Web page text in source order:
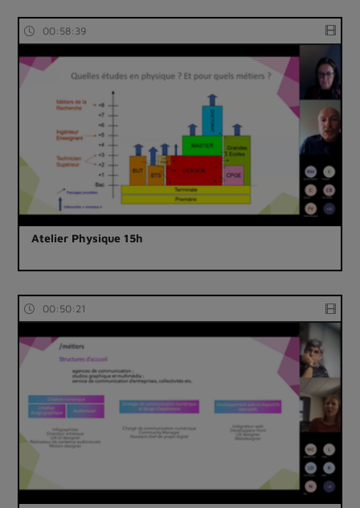
00:58:39
Atelier Physique 15h
00:50:21